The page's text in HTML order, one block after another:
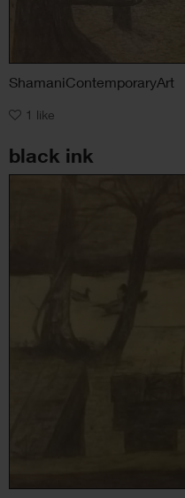
ShamaniContemporaryArt
1 like
black ink